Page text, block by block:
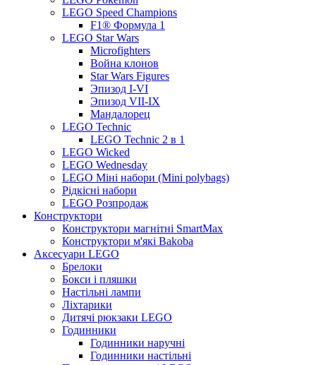
LEGO Speed Champions
F1® Формула 1
LEGO Star Wars
Microfighters
Война клонов
Star Wars Figures
Эпизод I-VI
Эпизод VII-IX
Мандалорец
LEGO Technic
LEGO Technic 2 в 1
LEGO Wicked
LEGO Wednesday
LEGO Міні набори (Mini polybags)
Рідкісні набори
LEGO Розпродаж
Конструктори
Конструктори магнітні SmartMax
Конструктори м'які Bakoba
Аксесуари LEGO
Брелоки
Бокси і пляшки
Настільні лампи
Ліхтарики
Дитячі рюкзаки LEGO
Годинники
Годинники наручні
Годинники настільні